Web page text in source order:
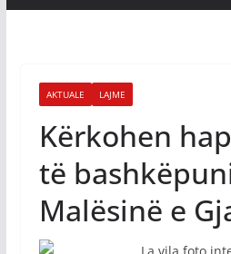
AKTUALE LAJME
Kërkohen
të
Malësinë e